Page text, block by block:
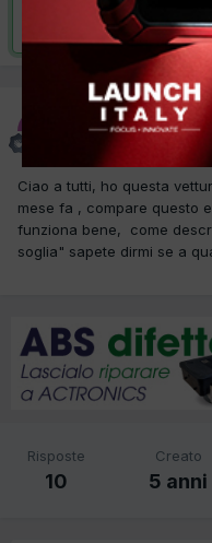
Risolta da
mazzoleni
Inviato
Ciao a tutti, ho questa
mese fa , compare questo
funziona bene, come
soglia" sapete dirmi se a
Risposte
10
Creato
5 anni